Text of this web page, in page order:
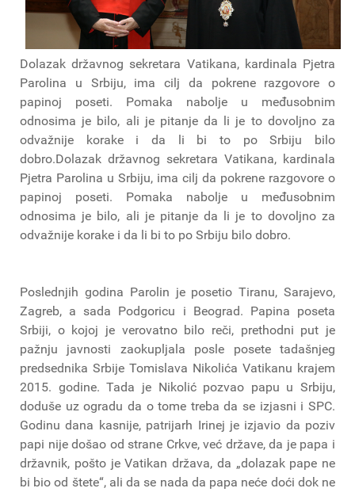
Dolazak državnog sekretara Vatikana, kardinala Pjetra
Parolina u Srbiju, ima cilj da pokrene razgovore o
papinoj poseti. Pomaka nabolje u međusobnim
odnosima je bilo, ali je pitanje da li je to dovoljno za
odvažnije korake i da li bi to po Srbiju bilo
dobro.Dolazak državnog sekretara Vatikana, kardinala
Pjetra Parolina u Srbiju, ima cilj da pokrene razgovore o
papinoj poseti. Pomaka nabolje u međusobnim
odnosima je bilo, ali je pitanje da li je to dovoljno za
odvažnije korake i da li bi to po Srbiju bilo dobro.
Poslednjih godina Parolin je posetio Tiranu, Sarajevo,
Zagreb, a sada Podgoricu i Beograd. Papina poseta
Srbiji, o kojoj je verovatno bilo reči, prethodni put je
pažnju javnosti zaokupljala posle posete tadašnjeg
predsednika Srbije Tomislava Nikolića Vatikanu krajem
2015. godine. Tada je Nikolić pozvao papu u Srbiju,
doduše uz ogradu da o tome treba da se izjasni i SPC.
Godinu dana kasnije, patrijarh Irinej je izjavio da poziv
papi nije došao od strane Crkve, već države, da je papa i
državnik, pošto je Vatikan država, da „dolazak pape ne
bi bio od štete“, ali da se nada da papa neće doći dok ne